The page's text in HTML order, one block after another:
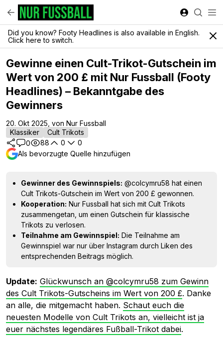
Did you know? Footy Headlines is also available in English.
Click here to switch.
Gewinne einen Cult-Trikot-Gutschein im
Wert von 200 £ mit Nur Fussball (Footy
Headlines) – Bekanntgabe des
Gewinners
20. Okt 2025, von Nur Fussball
Klassiker
Cult Trikots
0
88 0
0
Als bevorzugte Quelle hinzufügen
Gewinner des Gewinnspiels: @colcymru58 hat einen
Cult Trikots-Gutschein im Wert von 200 £ gewonnen.
Kooperation: Nur Fussball hat sich mit Cult Trikots
zusammengetan, um einen Gutschein für klassische
Trikots zu verlosen.
Teilnahme am Gewinnspiel: Die Teilnahme am
Gewinnspiel war nur über Instagram durch Liken des
entsprechenden Beitrags möglich.
Update: Glückwunsch an @colcymru58 zum Gewinn
des Cult Trikots-Gutscheins im Wert von 200 £. Danke
an alle, die mitgemacht haben. Schaut euch die
neuesten Modelle von Cult Trikots an, vielleicht ist ja
euer nächstes legendäres Fußball-Trikot dabei.